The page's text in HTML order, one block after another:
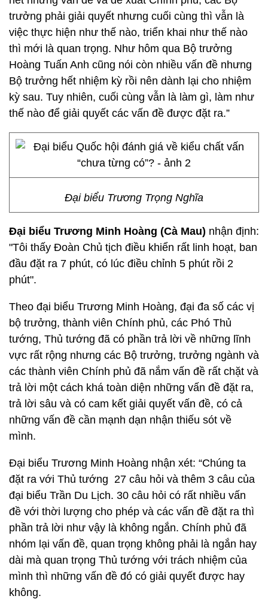
trưởng phải giải quyết nhưng cuối cùng thì vẫn là
việc thực hiện như thế nào, triển khai như thế nào
thì mới là quan trọng. Như hôm qua Bộ trưởng
Hoàng Tuấn Anh cũng nói còn nhiều vấn đề nhưng
Bộ trưởng hết nhiệm kỳ rồi nên dành lại cho nhiệm
kỳ sau. Tuy nhiên, cuối cùng vẫn là làm gì, làm như
thế nào để giải quyết các vấn đề được đặt ra.”
Đại biểu Trương Trọng Nghĩa
Đại biểu Trương Minh Hoàng (Cà Mau) nhận định:
"Tôi thấy Đoàn Chủ tịch điều khiển rất linh hoạt, ban
đầu đặt ra 7 phút, có lúc điều chỉnh 5 phút rồi 2
phút".
Theo đại biểu Trương Minh Hoàng, đại đa số các vị
bộ trưởng, thành viên Chính phủ, các Phó Thủ
tướng, Thủ tướng đã có phần trả lời về những lĩnh
vực rất rộng nhưng các Bộ trưởng, trưởng ngành và
các thành viên Chính phủ đã nắm vấn đề rất chặt và
trả lời một cách khá toàn diện những vấn đề đặt ra,
trả lời sâu và có cam kết giải quyết vấn đề, có cả
những vấn đề cần mạnh dạn nhận thiếu sót về
mình.
Đại biểu Trương Minh Hoàng nhận xét: “Chúng ta
đặt ra với Thủ tướng 27 câu hỏi và thêm 3 câu của
đại biểu Trần Du Lịch. 30 câu hỏi có rất nhiều vấn
đề với thời lượng cho phép và các vấn đề đặt ra thì
phần trả lời như vậy là không ngắn. Chính phủ đã
nhóm lại vấn đề, quan trọng không phải là ngắn hay
dài mà quan trọng Thủ tướng với trách nhiệm của
mình thì những vấn đề đó có giải quyết được hay
không.